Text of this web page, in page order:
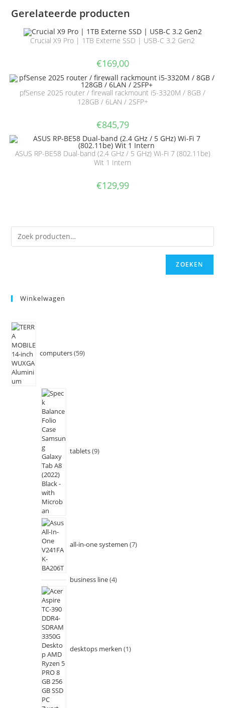
Gerelateerde producten
Crucial X9 Pro | 1TB Externe SSD | USB-C 3.2 Gen2
€169,00
pfSense 2025 router / firewall rackmount i5-3320M / 8GB /
128GB / 6LAN / 2SFP+
€845,79
ASUS RP-BE58 Dual-band (2.4 GHz / 5 GHz) Wi-Fi 7 (802.11be)
Wit 1 Intern
€129,99
ZOEKEN
Winkelwagen
computers 59
tablets 9
all-in-one systemen 7
business line 4
desktops merken 1